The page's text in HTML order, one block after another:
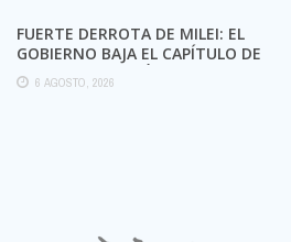
FUERTE DERROTA DE MILEI: EL
GOBIERNO BAJA EL CAPÍTULO DE
EXTRANJERIZACIÓN DE TIERRAS
6 AGOSTO, 2026